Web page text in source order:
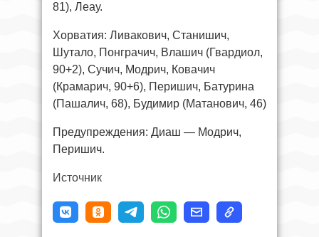
81), Леау.
Хорватия: Ливакович, Станишич,
Шутало, Понграчич, Влашич (Гвардиол,
90+2), Сучич, Модрич, Ковачич
(Крамарич, 90+6), Перишич, Батурина
(Пашалич, 68), Будимир (Матанович, 46)
Предупреждения: Диаш — Модрич,
Перишич.
Источник